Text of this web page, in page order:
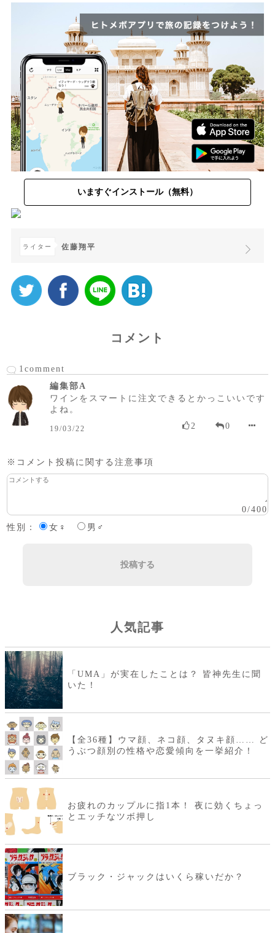
いますぐインストール（無料）
ライター 佐藤翔平
コメント
1comment
編集部A
ワインをスマートに注文できるとかっこいいです
よね。
19/03/22 2 0
※コメント投稿に関する注意事項
0/400
性別：
女♀ 男♂
投稿する
人気記事
「UMA」が実在したことは？ 皆神先生に聞
いた！
【全36種】ウマ顔、ネコ顔、タヌキ顔…… ど
うぶつ顔別の性格や恋愛傾向を一挙紹介！
お疲れのカップルに指1本！ 夜に効くちょっ
とエッチなツボ押し
ブラック・ジャックはいくら稼いだか？